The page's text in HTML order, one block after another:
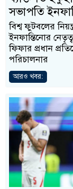
সভাপতি
বিশ্ব ফুটবলের
ইনফান্তিনোর
ফিফার প্রধান
পরিচালনার
আরও খবর: